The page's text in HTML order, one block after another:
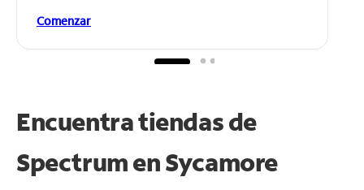
Comenzar
Encuentra tiendas de
Spectrum enSycamore